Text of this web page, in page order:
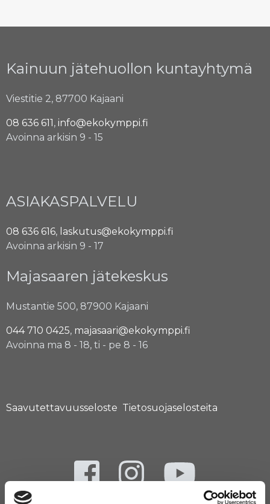
Kainuun jätehuollon kuntayhtymä
Viestitie 2, 87700 Kajaani
08 636 611, info@ekokymppi.fi
Avoinna arkisin 9 - 15
ASIAKASPALVELU
08 636 616, laskutus@ekokymppi.fi
Avoinna arkisin 9 - 17
Majasaaren jätekeskus
Mustantie 500, 87900 Kajaani
044 710 0425, majasaari@ekokymppi.fi
Avoinna ma 8 - 18, ti - pe 8 - 16
Saavutettavuusseloste Tietosuojaselosteita